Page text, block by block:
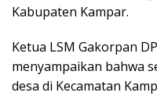
Kabupaten Kampar.
Ketua LSM Gakorpan
menyampaikan bahwa
desa di Kecamatan